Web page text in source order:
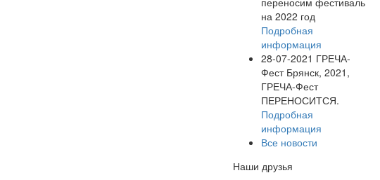
на 2022 год
Подробная
информация
28-07-2021 ГРЕЧА-
Фест Брянск, 2021,
ГРЕЧА-Фест
ПЕРЕНОСИТСЯ.
Подробная
информация
Все новости
Наши друзья